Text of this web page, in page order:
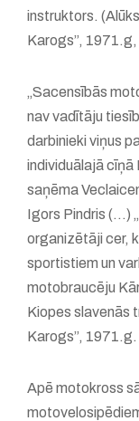
instruktors.
Karogs”,
„Sacensībās
nav vadītāju
darbinieki viņus
individuālajā cīņā
saņēma
Igors Pindris (...)
organizētāji cer,
sportistiem un
motobraucēju
Kiopes slavenās
Karogs”, 1971.g.
Apē motokross